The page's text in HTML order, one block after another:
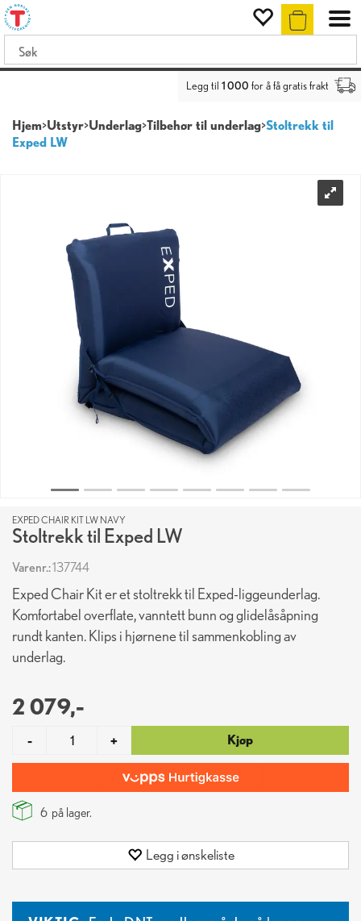
Legg til 1 000 for å få gratis frakt
Hjem>Utstyr>Underlag>Tilbehør til underlag>Stoltrekk til
Exped LW
EXPED CHAIR KIT LW NAVY
Stoltrekk til Exped LW
Varenr.:137744
Exped Chair Kit er et stoltrekk til Exped-liggeunderlag.
Komfortabel overflate, vanntett bunn og glidelåsåpning
rundt kanten. Klips i hjørnene til sammenkobling av
underlag.
2 079,-
- + Kjøp
6 på lager.
Legg i ønskeliste